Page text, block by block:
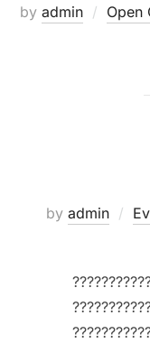
by admin Open
by admin